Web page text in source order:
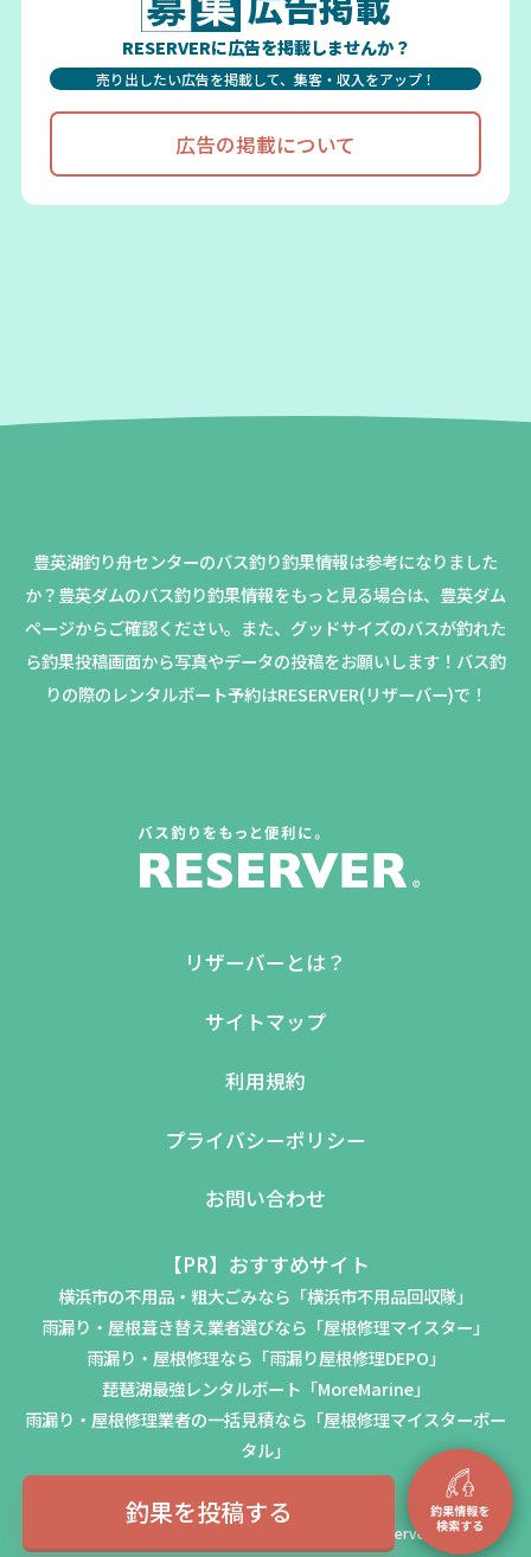
釣果を投稿する
RESERVERに広告を掲載しませんか？
売り出したい広告を掲載して、集客・収入をアップ！
広告の掲載について
豊英湖釣り舟センターのバス釣り釣果情報は参考になりました
か？豊英ダムのバス釣り釣果情報をもっと見る場合は、豊英ダム
ページからご確認ください。 また、グッドサイズのバスが釣れた
ら釣果投稿画面から写真やデータの投稿をお願いします！バス釣
りの際のレンタルボート予約はRESERVER(リザーバー)で！
リザーバーとは？
サイトマップ
利用規約
プライバシーポリシー
お問い合わせ
【PR】おすすめサイト
横浜市の不用品・粗大ごみなら「横浜市不用品回収隊」
雨漏り・屋根葺き替え業者選びなら「屋根修理マイスター」
雨漏り・屋根修理なら「雨漏り屋根修理DEPO」
琵琶湖最強レンタルボート「MoreMarine」
雨漏り・屋根修理業者の一括見積なら「屋根修理マイスターポー
タル」
© 2023-2026 CHOTENSHA Inc. All Rights Reserved.